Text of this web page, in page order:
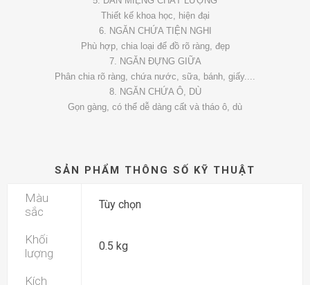
Thiết kế khoa học, hiện đại
6. NGĂN CHỨA TIỆN NGHI
Phù hợp, chia loại để đồ rõ ràng, đẹp
7. NGĂN ĐỰNG GIỮA
Phân chia rõ ràng, chứa nước, sữa, bánh, giấy....
8. NGĂN CHỨA Ô, DÙ
Gọn gàng, có thể dễ dàng cất và tháo ô, dù
SẢN PHẨM THÔNG SỐ KỸ THUẬT
Màu
sắc
Tùy chọn
Khối
lượng
0.5 kg
Kích